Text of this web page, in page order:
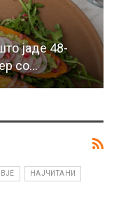
јаде 48-
со…
НАЈЧИТАНИ